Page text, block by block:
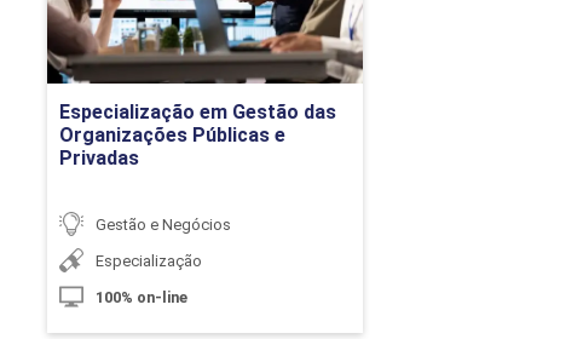
10h
10h
Carga Horária
Especialização em Gestão das
Organizações Públicas e
Privadas
Gestão e Negócios
Especialização
100% on-line